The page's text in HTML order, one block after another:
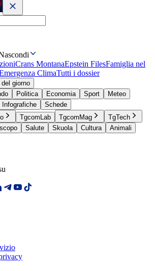
Crans MontanaEpstein FilesFamiglia nel
ClimaTutti i dossier
giorno
Politica Economia Sport
Meteo
Infografiche
Schede
TgcomLab TgcomMag
TgTech
Salute Skuola Cultura
Animali